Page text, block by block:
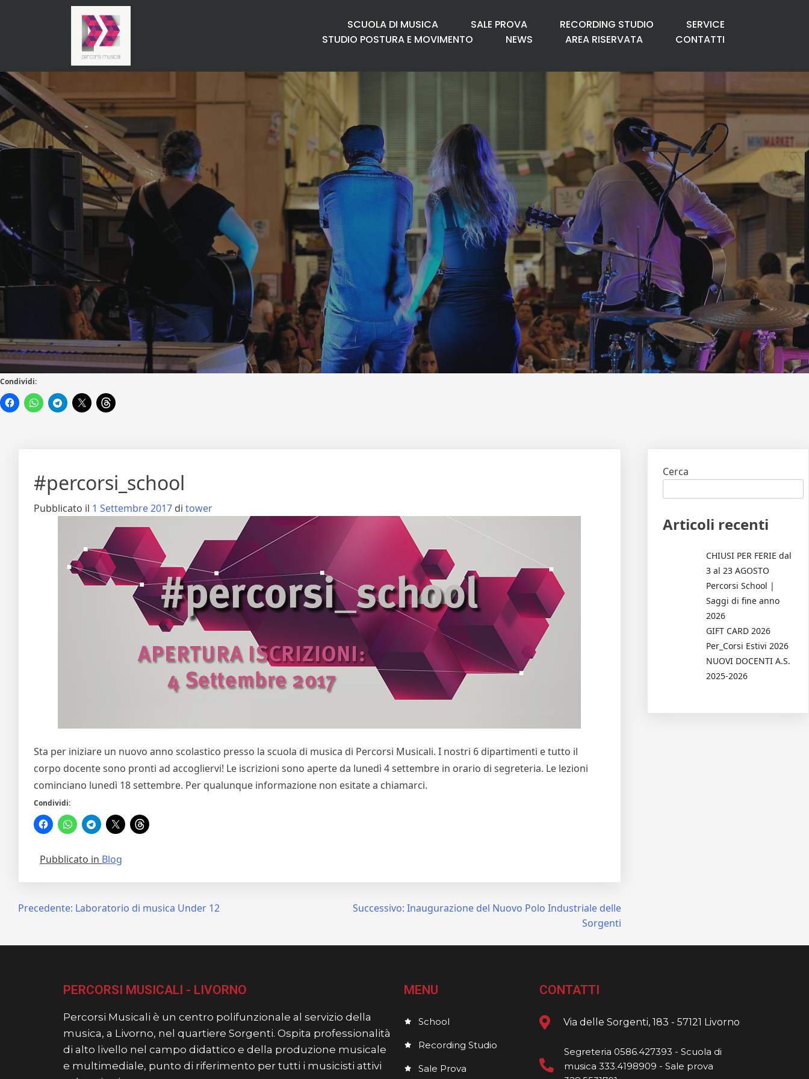
SCUOLA DI MUSICA SALE PROVA RECORDING STUDIO
SERVICE
STUDIO POSTURA E MOVIMENTO
NEWS AREA RISERVATA CONTATTI
Condividi:
#percorsi_school
Pubblicato il 1 Settembre 2017 di tower
Sta per iniziare un nuovo anno scolastico presso la scuola di musica di Percorsi Musicali. I nostri 6 dipartimenti e tutto il
corpo docente sono pronti ad accogliervi! Le iscrizioni sono aperte da lunedì 4 settembre in orario di segreteria. Le lezioni
cominciano lunedì 18 settembre. Per qualunque informazione non esitate a chiamarci.
Condividi:
Pubblicato in Blog
Navigazione
Precedente: Laboratorio di musica Under 12 Successivo: Inaugurazione del Nuovo Polo Industriale delle
Sorgenti
Cerca
Articoli recenti
CHIUSI PER FERIE dal
3 al 23 AGOSTO
Percorsi School |
Saggi di fine anno
2026
GIFT CARD 2026
Per_Corsi Estivi 2026
NUOVI DOCENTI A.S.
2025-2026
PERCORSI MUSICALI - LIVORNO
Percorsi Musicali è un centro polifunzionale al servizio della
musica, a Livorno, nel quartiere Sorgenti. Ospita professionalità
di alto livello nel campo didattico e della produzione musicale
e multimediale, punto di riferimento per tutti i musicisti attivi
MENU
School
Recording Studio
Sale Prova
CONTATTI
Via delle Sorgenti, 183 - 57121 Livorno
Segreteria 0586.427393 - Scuola di
musica 333.4198909 - Sale prova